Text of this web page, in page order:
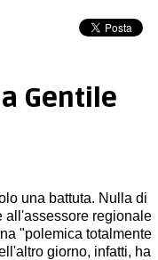
Gentile
una battuta. Nulla di
all'assessore regionale
"polemica totalmente
giorno, infatti, ha